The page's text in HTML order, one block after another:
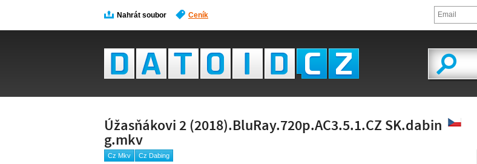
Nahrát soubor Ceník
Úžasňákovi 2 (2018).BluRay.720p.AC3.5.1.CZ SK.dabin
g.mkv
Cz Mkv Cz Dabing